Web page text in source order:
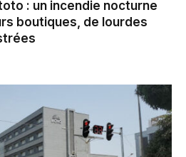
: un incendie nocturne
boutiques, de lourdes